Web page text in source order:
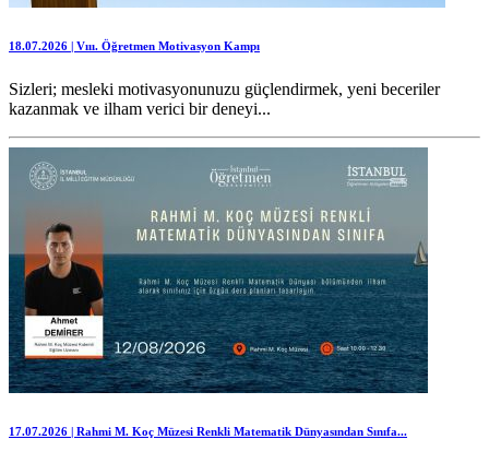
18.07.2026 | Vııı. Öğretmen Motivasyon Kampı
Sizleri; mesleki motivasyonunuzu güçlendirmek, yeni beceriler
kazanmak ve ilham verici bir deneyi...
17.07.2026 | Rahmi M. Koç Müzesi Renkli Matematik Dünyasından Sınıfa...